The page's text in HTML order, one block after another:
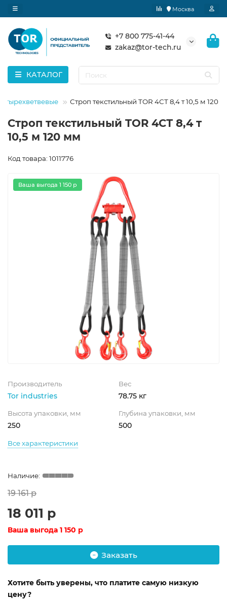
Москва
+7 800 775-41-44
zakaz@tor-tech.ru
КАТАЛОГ
Строп текстильный TOR 4СТ 8,4 т 10,5 м 120
Строп текстильный TOR 4СТ 8,4 т
10,5 м 120 мм
Код товара: 1011776
Ваша выгода 1 150 р
Производитель
Tor industries
Вес
78.75 кг
Высота упаковки, мм
250
Глубина упаковки, мм
500
Все характеристики
19 161 р
18 011 р
Ваша выгода 1 150 р
Заказать
Хотите быть уверены, что платите самую низкую
цену?